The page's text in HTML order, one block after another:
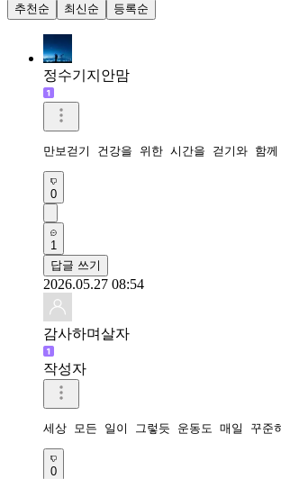
추천순
최신순 등록순
정수기지안맘
만보걷기 건강을 위한 시간을 걷기와 함
0
1
답글 쓰기
2026.05.27 08:54
감사하며살자
작성자
세상 모든 일이 그렇듯 운동도 매일 꾸
0